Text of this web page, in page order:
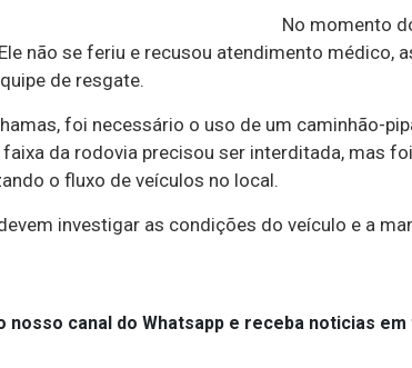
No momento
não se feriu e recusou atendimento médico,
de resgate.
foi necessário o uso de um caminhão-
da rodovia precisou ser interditada, mas
o fluxo de veículos no local.
investigar as condições do veículo e a
nosso canal do Whatsapp e receba noticias